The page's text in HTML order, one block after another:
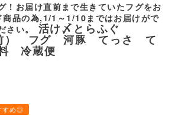
！お届け直前まで生きていたフグをお
商品の為,1/1～1/10まではお届けがで
さい。
活け〆とらふぐ
） フグ 河豚 てっさ て
冷蔵便
すめ◎